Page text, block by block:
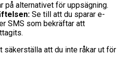
på alternativet för uppsägning.
Se till att du sparar e-
SMS som bekräftar att
säkerställa att du inte råkar ut för